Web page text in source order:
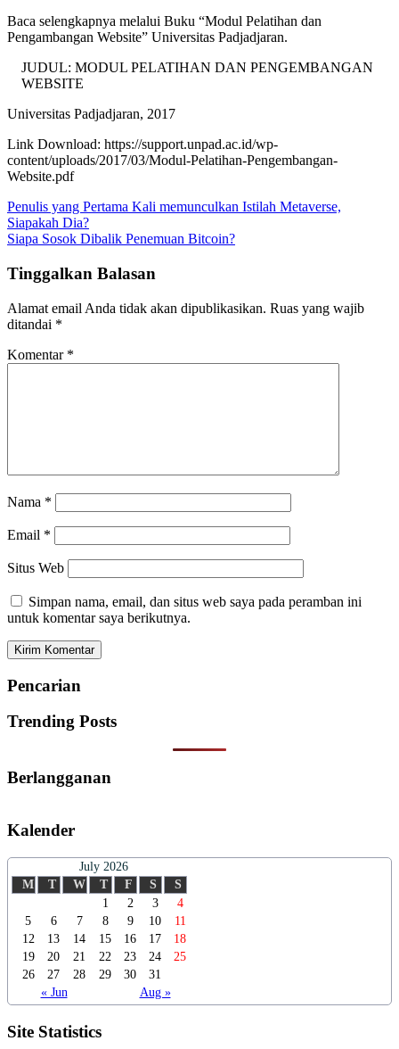
Baca selengkapnya melalui Buku “Modul Pelatihan dan
Pengambangan Website” Universitas Padjadjaran.
JUDUL: MODUL PELATIHAN DAN PENGEMBANGAN
WEBSITE
Universitas Padjadjaran, 2017
Link Download: https://support.unpad.ac.id/wp-
content/uploads/2017/03/Modul-Pelatihan-Pengembangan-
Website.pdf
Navigasi
pos
Penulis yang Pertama Kali memunculkan Istilah Metaverse,
Siapakah Dia?
Siapa Sosok Dibalik Penemuan Bitcoin?
Tinggalkan Balasan
Alamat email Anda tidak akan dipublikasikan. Ruas yang wajib
ditandai *
Komentar *
Nama *
Email *
Situs Web
Simpan nama, email, dan situs web saya pada peramban ini
untuk komentar saya berikutnya.
Pencarian
Trending Posts
Berlangganan
Kalender
July 2026
M
T W T F S S
« Jun Aug »
1 2 3
4
5
6 7 8 9 10
11
12
13 14 15 16 17
18
19
20 21 22 23 24
25
26
27 28 29 30 31
Site Statistics